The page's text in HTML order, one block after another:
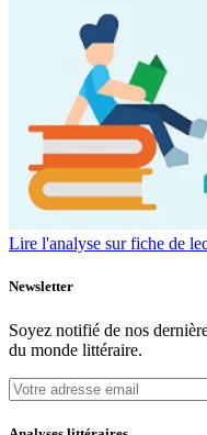
Lire l'analyse sur fiche de
Newsletter
Soyez notifié de nos
du monde littéraire.